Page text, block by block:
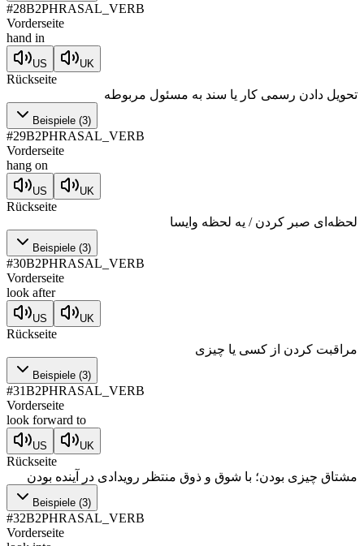
#28B2PHRASAL_VERB
Vorderseite
hand in
US UK
Rückseite
تحویل دادن رسمی کار یا سند به مسئول مربوطه
Beispiele (3)
#29B2PHRASAL_VERB
Vorderseite
hang on
US UK
Rückseite
لحظه‌ای صبر کردن / یه لحظه وایسا
Beispiele (3)
#30B2PHRASAL_VERB
Vorderseite
look after
US UK
Rückseite
مراقبت کردن از کسی یا چیزی
Beispiele (3)
#31B2PHRASAL_VERB
Vorderseite
look forward to
US UK
Rückseite
مشتاق چیزی بودن؛ با شوق و ذوق منتظر رویدادی در آینده بودن
Beispiele (3)
#32B2PHRASAL_VERB
Vorderseite